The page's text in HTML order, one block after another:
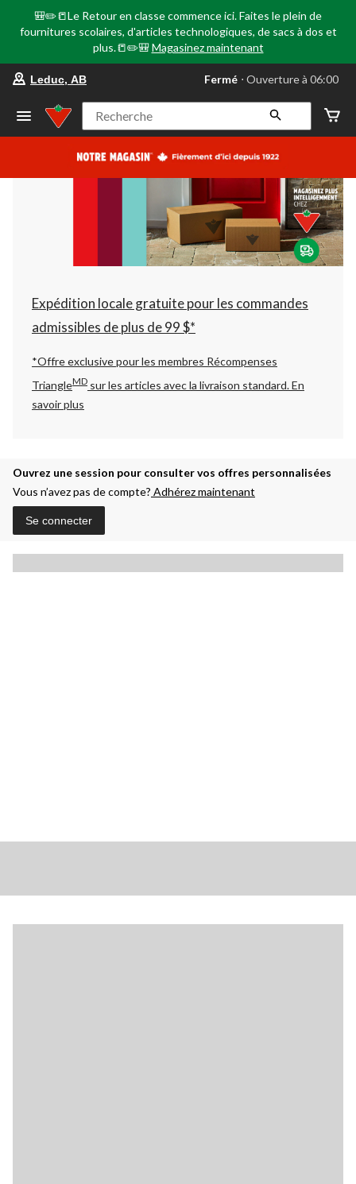
🎒✏️📒Le Retour en classe commence ici. Faites le plein de
fournitures scolaires, d'articles technologiques, de sacs à dos et
plus.📒✏️🎒 Magasinez maintenant
votre
préféré
Leduc,
AB,
courament
Ouverture
à
06:00
cliquer
pour
changer
Leduc, AB Fermé ⋅ Ouverture à 06:00
Recherche
Expédition locale gratuite pour les commandes
admissibles de plus de 99 $*
*Offre exclusive pour les membres Récompenses
TriangleMD sur les articles avec la livraison standard.En
savoir plus
Ouvrez une session pour consulter vos offres personnalisées
Vous n’avez pas de compte? Adhérez maintenant
Se connecter